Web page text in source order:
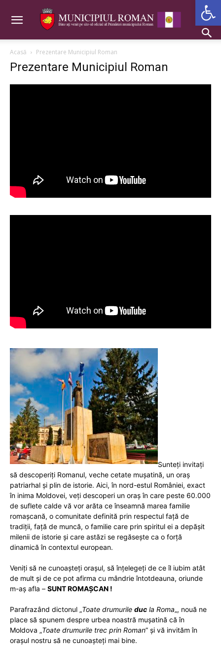
Acasă Prezentare Municipiul Roman
Prezentare Municipiul Roman
Sunteți invitați
să descoperiți Romanul, veche cetate mușatină, un oraș
patriarhal și plin de istorie. Aici, în nord-estul României, exact
în inima Moldovei, veți descoperi un oraș în care peste 60.000
de suflete calde vă vor arăta ce înseamnă marea familie
romașcană, o comunitate definită prin respectul față de
tradiții, față de muncă, o familie care prin spiritul ei a depășit
milenii de istorie și care astăzi se regăsește ca o forță
dinamică în contextul european.
Veniți să ne cunoașteți orașul, să înțelegeți de ce îl iubim atât
de mult și de ce pot afirma cu mândrie întotdeauna, oriunde
m-aș afla – SUNT ROMAȘCAN !
Parafrazând dictonul „Toate drumurile duc la Roma„, nouă ne
place să spunem despre urbea noastră muşatină că în
Moldova „Toate drumurile trec prin Roman” şi vă invităm în
oraşul nostru să ne cunoașteți mai bine.